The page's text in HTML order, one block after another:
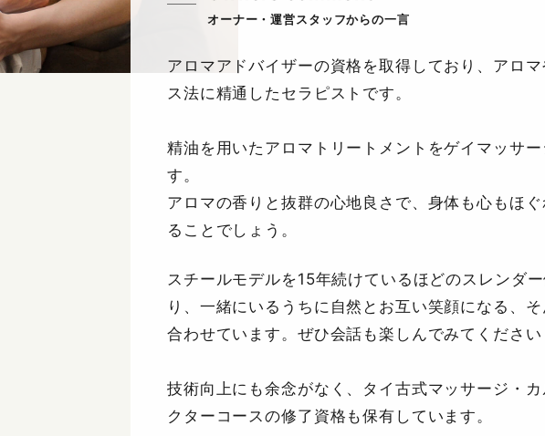
アロマアドバイザーの資格を取得しており、アロ
ス法に精通したセラピストです。
精油を用いたアロマトリートメントをゲイマッサ
す。
アロマの香りと抜群の心地良さで、身体も心もほ
ることでしょう。
スチールモデルを15年続けているほどのスレンダ
り、一緒にいるうちに自然とお互い笑顔になる、
合わせています。ぜひ会話も楽しんでみてください
技術向上にも余念がなく、タイ古式マッサージ・
クターコースの修了資格も保有しています。